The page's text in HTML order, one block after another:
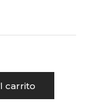
carrito